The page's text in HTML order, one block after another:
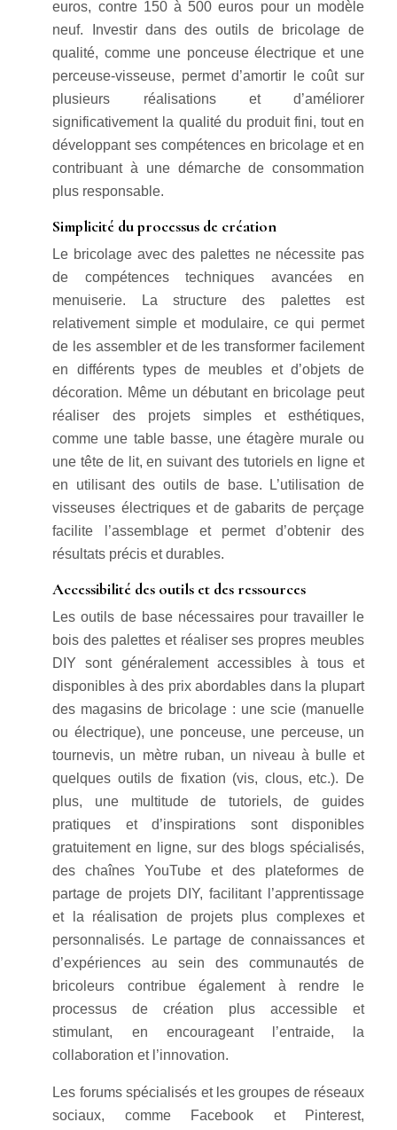
euros, contre 150 à 500 euros pour un modèle
neuf. Investir dans des outils de bricolage de
qualité, comme une ponceuse électrique et une
perceuse-visseuse, permet d’amortir le coût sur
plusieurs réalisations et d’améliorer
significativement la qualité du produit fini, tout en
développant ses compétences en bricolage et en
contribuant à une démarche de consommation
plus responsable.
Simplicité du processus de création
Le bricolage avec des palettes ne nécessite pas
de compétences techniques avancées en
menuiserie. La structure des palettes est
relativement simple et modulaire, ce qui permet
de les assembler et de les transformer facilement
en différents types de meubles et d’objets de
décoration. Même un débutant en bricolage peut
réaliser des projets simples et esthétiques,
comme une table basse, une étagère murale ou
une tête de lit, en suivant des tutoriels en ligne et
en utilisant des outils de base. L’utilisation de
visseuses électriques et de gabarits de perçage
facilite l’assemblage et permet d’obtenir des
résultats précis et durables.
Accessibilité des outils et des ressources
Les outils de base nécessaires pour travailler le
bois des palettes et réaliser ses propres meubles
DIY sont généralement accessibles à tous et
disponibles à des prix abordables dans la plupart
des magasins de bricolage : une scie (manuelle
ou électrique), une ponceuse, une perceuse, un
tournevis, un mètre ruban, un niveau à bulle et
quelques outils de fixation (vis, clous, etc.). De
plus, une multitude de tutoriels, de guides
pratiques et d’inspirations sont disponibles
gratuitement en ligne, sur des blogs spécialisés,
des chaînes YouTube et des plateformes de
partage de projets DIY, facilitant l’apprentissage
et la réalisation de projets plus complexes et
personnalisés. Le partage de connaissances et
d’expériences au sein des communautés de
bricoleurs contribue également à rendre le
processus de création plus accessible et
stimulant, en encourageant l’entraide, la
collaboration et l’innovation.
Les forums spécialisés et les groupes de réseaux
sociaux, comme Facebook et Pinterest,